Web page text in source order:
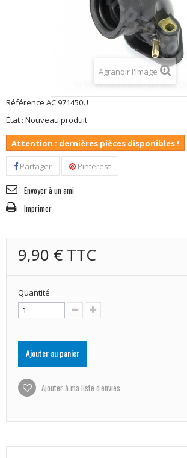
Agrandir l'image
Référence AC 971450U
État : Nouveau produit
Attention : dernières pièces disponibles !
Partager Pinterest
Envoyer à un ami
Imprimer
9,90 € TTC
Quantité
Ajouter au panier
Ajouter à ma liste d'envies